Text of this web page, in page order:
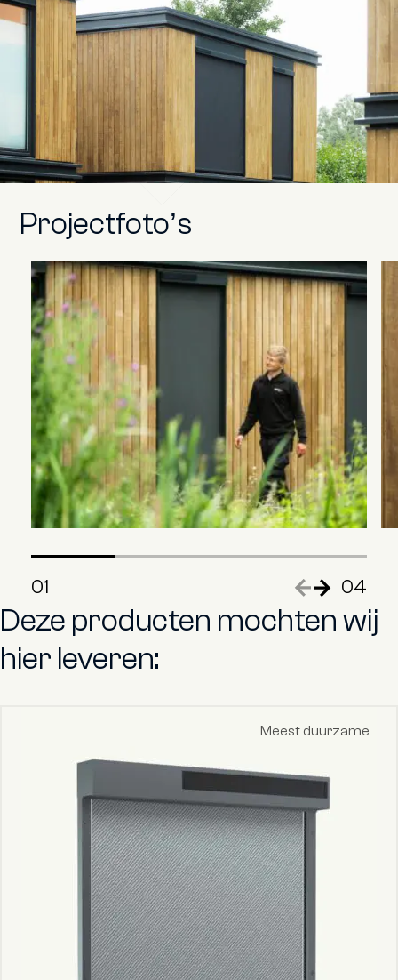
Projectfoto’s
01 Vorige slide
Volgende
04
Deze producten mochten wij
hier leveren:
Meest duurzame